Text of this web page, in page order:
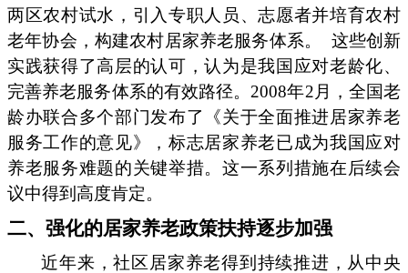
两区农村试水，引入专职人员、志愿者并培育农村
老年协会，构建农村居家养老服务体系。
这些创新
实践获得了高层的认可，认为是我国应对老龄化、
完善养老服务体系的有效路径。2008年2月，全国老
龄办联合多个部门发布了《关于全面推进居家养老
服务工作的意见》，标志居家养老已成为我国应对
养老服务难题的关键举措。这一系列措施在后续会
议中得到高度肯定。
二、强化的居家养老政策扶持逐步加强
近年来，社区居家养老得到持续推进，从中央